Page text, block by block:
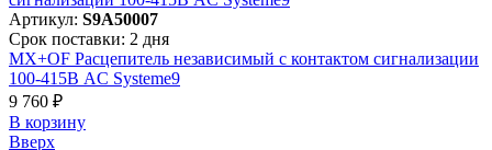
Артикул: S9A50007
Срок поставки: 2 дня
MX+OF Расцепитель независимый с контактом сигнализации
100-415В AC Systeme9
9 760 ₽
В корзинy
Вверх